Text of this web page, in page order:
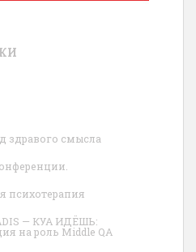
здравого смысла
психотерапия
— КУА ИДЁШЬ:
на роль Middle QA